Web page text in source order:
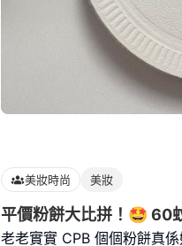
美妝時尚 美妝
平價粉餅大比拼！🤩 60
老老實實 CPB 個個粉餅真係